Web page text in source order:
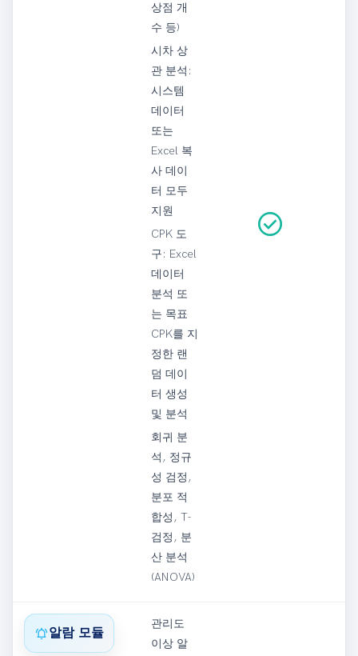
상점 개
수 등)
시차 상
관 분석:
시스템
데이터
또는
Excel 복
사 데이
터 모두
지원
CPK 도
구: Excel
데이터
분석 또
는 목표
CPK를 지
정한 랜
덤 데이
터 생성
및 분석
회귀 분
석, 정규
성 검정,
분포 적
합성, T-
검정, 분
산 분석
(ANOVA)
check_circle
notifications_active알람 모듈
관리도
이상 알